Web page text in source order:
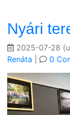
Nyári
2025-07-28
Renáta
0